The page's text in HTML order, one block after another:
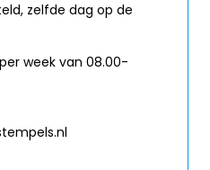
zelfde dag op de
week van 08.00-